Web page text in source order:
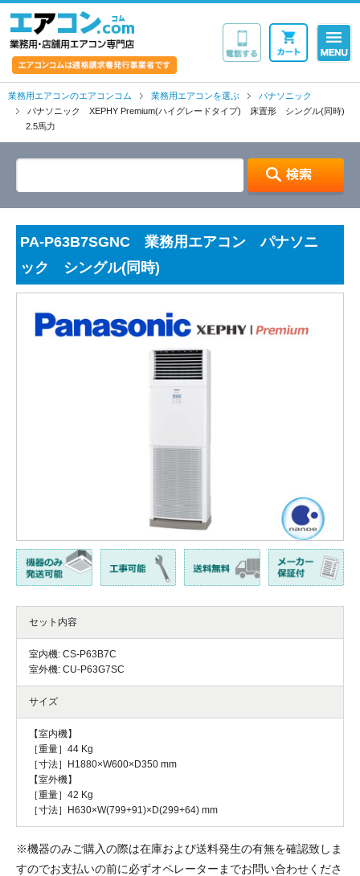
業務用エアコンのエアコンコム 業務用エアコンを選ぶ
パナソニック
パナソニック XEPHY Premium(ハイグレードタイプ) 床置形 シングル(同時)
2.5馬力
PA-P63B7SGNC 業務用エアコン パナソニ
ック シングル(同時)
セット内容
室内機: CS-P63B7C
室外機: CU-P63G7SC
サイズ
【室内機】
［重量］44 Kg
［寸法］H1880×W600×D350 mm
【室外機】
［重量］42 Kg
［寸法］H630×W(799+91)×D(299+64) mm
※機器のみご購入の際は在庫および送料発生の有無を確認致しま
すのでお支払いの前に必ずオペレーターまでお問い合わせくださ